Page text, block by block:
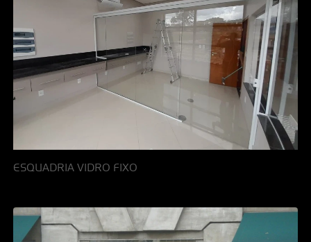
ESQUADRIA VIDRO FIXO